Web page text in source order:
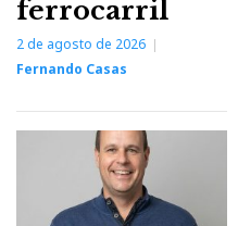
ferrocarril
2 de agosto de 2026
Fernando Casas